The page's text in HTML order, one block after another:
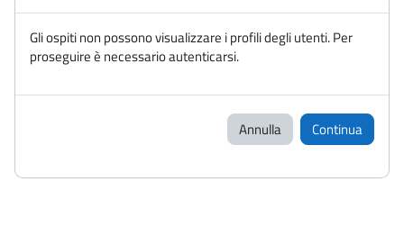
Gli ospiti non possono visualizzare i profili degli utenti. Per
proseguire è necessario autenticarsi.
Annulla Continua